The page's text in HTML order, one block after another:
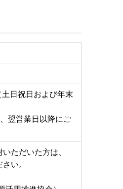
記載のお届け先から
。
くお願いいたしま
日祝日および年末
翌営業日以降にご
ただいた方は、
い。